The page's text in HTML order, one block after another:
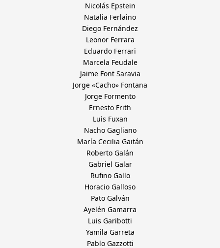
Nicolás Epstein
Natalia Ferlaino
Diego Fernández
Leonor Ferrara
Eduardo Ferrari
Marcela Feudale
Jaime Font Saravia
Jorge «Cacho» Fontana
Jorge Formento
Ernesto Frith
Luis Fuxan
Nacho Gagliano
María Cecilia Gaitán
Roberto Galán
Gabriel Galar
Rufino Gallo
Horacio Galloso
Pato Galván
Ayelén Gamarra
Luis Garibotti
Yamila Garreta
Pablo Gazzotti